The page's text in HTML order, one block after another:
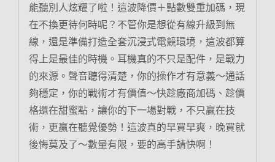
能聽別人炫耀了啦！這波降價＋點數雙重加碼，現
在不換更待何時呢？不管你是想從有線升級到無
線，還是準備打造全套沉浸式電競環境，這波都算
得上是最佳的時機。耳機真的不只是配件，是戰力
的來源。聲音聽得清楚，你的操作才有意義～通話
夠穩定，你的戰術才有價值～快趁廠商加碼、趁價
格還在甜蜜點，讓你的下一場對戰，不只贏在技
術，更贏在聽覺優勢！這波真的早買早爽，晚買就
後悔莫及了～數量有限，要的高手請快啊！